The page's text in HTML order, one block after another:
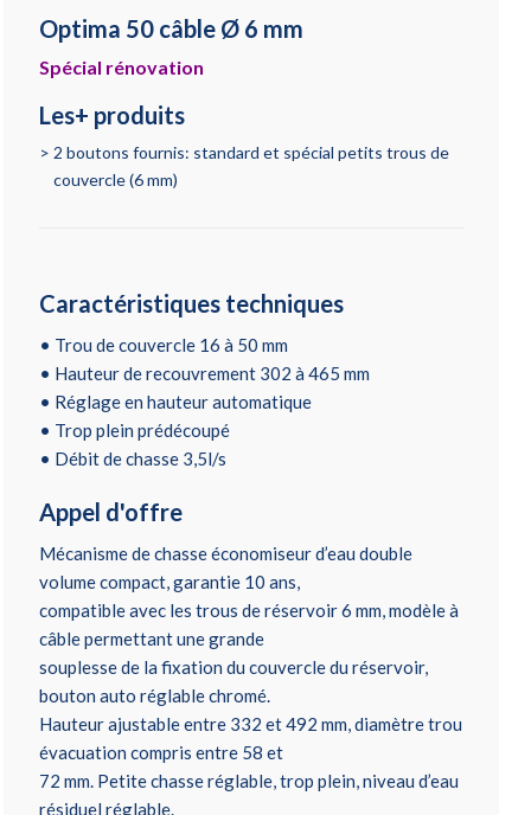
Optima 50 câble Ø 6 mm
Spécial rénovation
Les+ produits
2 boutons fournis: standard et spécial petits trous de
couvercle (6 mm)
Caractéristiques techniques
• Trou de couvercle 16 à 50 mm
• Hauteur de recouvrement 302 à 465 mm
• Réglage en hauteur automatique
• Trop plein prédécoupé
• Débit de chasse 3,5l/s
Appel d'offre
Mécanisme de chasse économiseur d’eau double
volume compact, garantie 10 ans,
compatible avec les trous de réservoir 6 mm, modèle à
câble permettant une grande
souplesse de la fixation du couvercle du réservoir,
bouton auto réglable chromé.
Hauteur ajustable entre 332 et 492 mm, diamètre trou
évacuation compris entre 58 et
72 mm. Petite chasse réglable, trop plein, niveau d’eau
résiduel réglable.